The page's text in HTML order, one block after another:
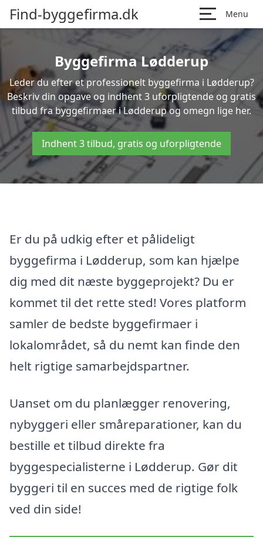
Find-byggefirma.dk Menu
Byggefirma Lødderup
Leder du efter et professionelt byggefirma i Lødderup?
Beskriv din opgave og indhent 3 uforpligtende og gratis
tilbud fra byggefirmaer i Lødderup og omegn lige her.
Indhent 3 tilbud, gratis og uforpligtende
Er du på udkig efter et pålideligt
byggefirma i Lødderup, som kan hjælpe
dig med dit næste byggeprojekt? Du er
kommet til det rette sted! Vores platform
samler de bedste byggefirmaer i
lokalområdet, så du nemt kan finde den
helt rigtige samarbejdspartner.
Uanset om du planlægger renovering,
nybyggeri eller småreparationer, kan du
bestille et tilbud direkte fra
byggespecialisterne i Lødderup. Gør dit
byggeri til en succes med de rigtige folk
ved din side!